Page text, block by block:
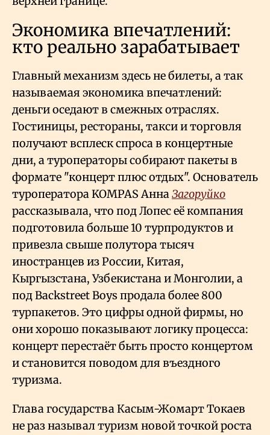
Экономика впечатлений:
кто реально зарабатывает
Главный механизм здесь не билеты, а так
называемая экономика впечатлений:
деньги оседают в смежных отраслях.
Гостиницы, рестораны, такси и торговля
получают всплеск спроса в концертные
дни, а туроператоры собирают пакеты в
формате "концерт плюс отдых". Основатель
туроператора KOMPAS АннаЗагоруйко
рассказывала, что под Лопес её компания
подготовила больше 10 турпродуктов и
привезла свыше полутора тысяч
иностранцев из России, Китая,
Кыргызстана, Узбекистана и Монголии, а
под Backstreet Boys продала более 800
турпакетов. Это цифры одной фирмы, но
они хорошо показывают логику процесса:
концерт перестаёт быть просто концертом
и становится поводом для въездного
туризма.
Глава государства Касым-Жомарт Токаев
не раз называл туризм новой точкой роста